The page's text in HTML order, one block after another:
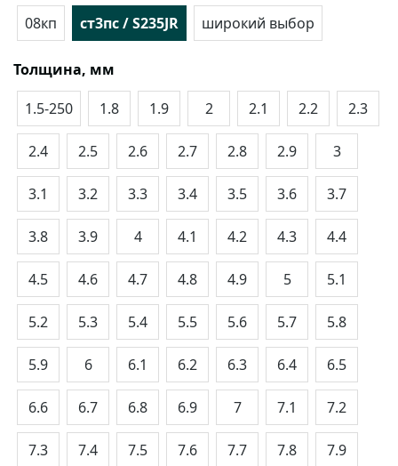
08кп
ст3пс / S235JR широкий выбор
Толщина, мм
1.5-250
1.8 1.9 2 2.1 2.2 2.3
2.4 2.5 2.6 2.7 2.8 2.9 3
3.1 3.2 3.3 3.4 3.5 3.6 3.7
3.8 3.9 4 4.1 4.2 4.3 4.4
4.5 4.6 4.7 4.8 4.9 5 5.1
5.2 5.3 5.4 5.5 5.6 5.7 5.8
5.9 6 6.1 6.2 6.3 6.4 6.5
6.6 6.7 6.8 6.9 7 7.1 7.2
7.3 7.4 7.5 7.6 7.7 7.8 7.9